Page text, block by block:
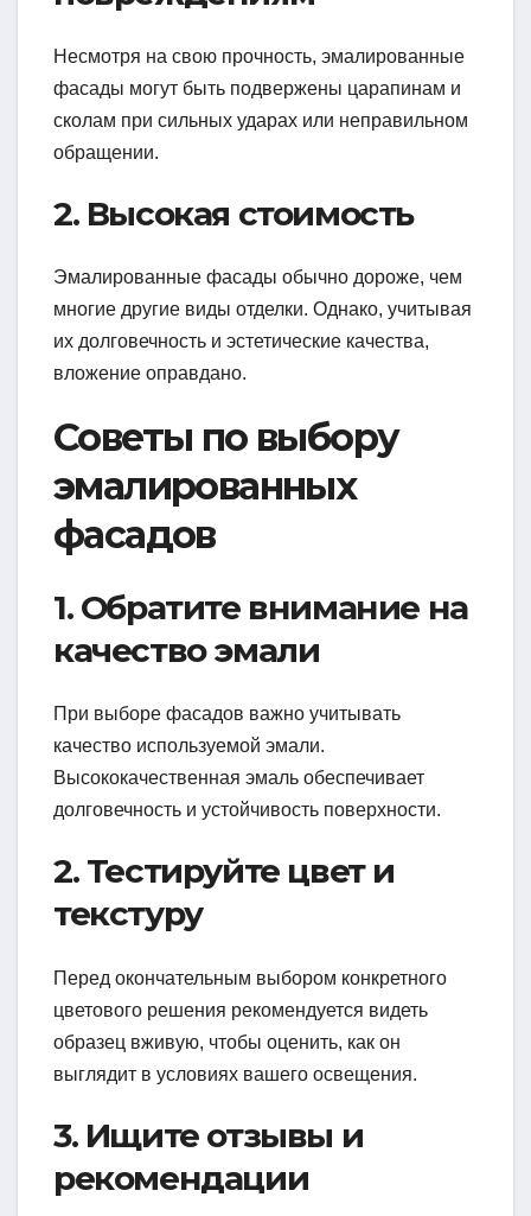
Несмотря на свою прочность, эмалированные
фасады могут быть подвержены царапинам и
сколам при сильных ударах или неправильном
обращении.
2. Высокая стоимость
Эмалированные фасады обычно дороже, чем
многие другие виды отделки. Однако, учитывая
их долговечность и эстетические качества,
вложение оправдано.
Советы по выбору
эмалированных
фасадов
1. Обратите внимание на
качество эмали
При выборе фасадов важно учитывать
качество используемой эмали.
Высококачественная эмаль обеспечивает
долговечность и устойчивость поверхности.
2. Тестируйте цвет и
текстуру
Перед окончательным выбором конкретного
цветового решения рекомендуется видеть
образец вживую, чтобы оценить, как он
выглядит в условиях вашего освещения.
3. Ищите отзывы и
рекомендации